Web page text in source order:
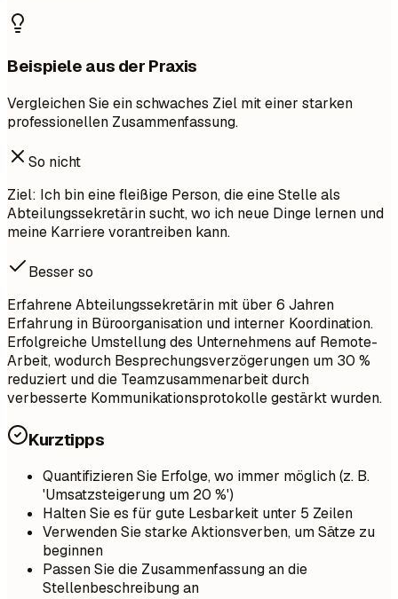
Beispiele aus der Praxis
Vergleichen Sie ein schwaches Ziel mit einer starken
professionellen Zusammenfassung.
So nicht
Ziel: Ich bin eine fleißige Person, die eine Stelle als
Abteilungssekretärin sucht, wo ich neue Dinge lernen und
meine Karriere vorantreiben kann.
Besser so
Erfahrene Abteilungssekretärin mit über 6 Jahren
Erfahrung in Büroorganisation und interner Koordination.
Erfolgreiche Umstellung des Unternehmens auf Remote-
Arbeit, wodurch Besprechungsverzögerungen um 30 %
reduziert und die Teamzusammenarbeit durch
verbesserte Kommunikationsprotokolle gestärkt wurden.
Kurztipps
Quantifizieren Sie Erfolge, wo immer möglich (z. B.
'Umsatzsteigerung um 20 %')
Halten Sie es für gute Lesbarkeit unter 5 Zeilen
Verwenden Sie starke Aktionsverben, um Sätze zu
beginnen
Passen Sie die Zusammenfassung an die
Stellenbeschreibung an